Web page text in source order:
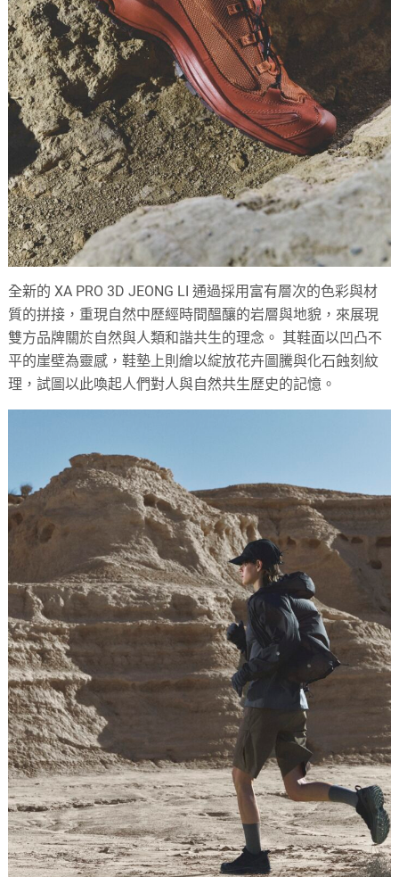
全新的 XA PRO 3D JEONG LI 通過採用富有層次的色彩與材
質的拼接，重現自然中歷經時間醞釀的岩層與地貌，來展現
雙方品牌關於自然與人類和諧共生的理念。 其鞋面以凹凸不
平的崖壁為靈感，鞋墊上則繪以綻放花卉圖騰與化石蝕刻紋
理，試圖以此喚起人們對人與自然共生歷史的記憶。